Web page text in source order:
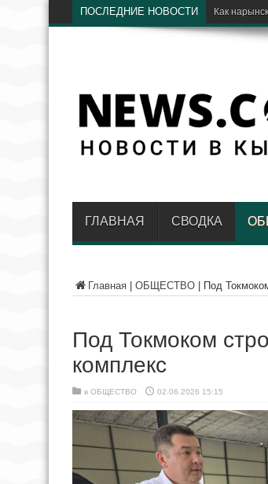
ПОСЛЕДНИЕ НОВОСТИ Как
ГЛАВНАЯ СВОДКА
Главная ОБЩЕСТВО Под
Под Токмоком
комплекс
в ОБЩЕСТВО 02.06.2026 15:15